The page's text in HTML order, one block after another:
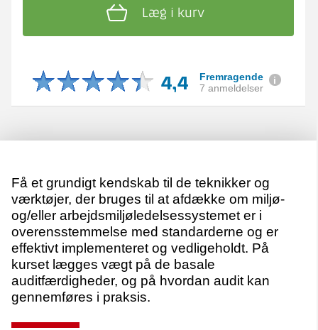
Læg i kurv
4,4
Fremragende
7 anmeldelser
Få et grundigt kendskab til de teknikker og
værktøjer, der bruges til at afdække om miljø-
og/eller arbejdsmiljøledelsessystemet er i
overensstemmelse med standarderne og er
effektivt implementeret og vedligeholdt. På
kurset lægges vægt på de basale
auditfærdigheder, og på hvordan audit kan
gennemføres i praksis.